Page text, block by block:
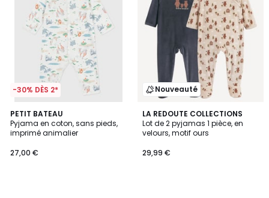
-30% DÈS 2*
PETIT BATEAU
Pyjama en coton, sans pieds,
imprimé animalier
27,00 €
Nouveauté
LA REDOUTE COLLECTIONS
Lot de 2 pyjamas 1 pièce, en
velours, motif ours
29,99 €